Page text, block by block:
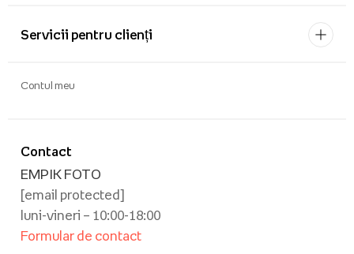
Servicii pentru clienți
Contact
EMPIK FOTO
[email protected]
luni-vineri – 10:00-18:00
Formular de contact
Contul meu